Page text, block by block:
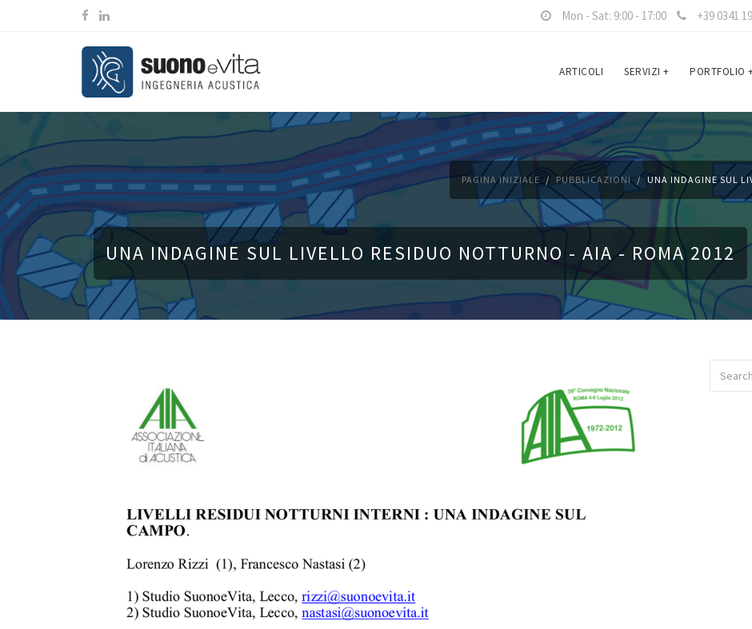
Mon - Sat: 9:00 - 17:00 +39 0341
ARTICOLI SERVIZI + PORTFOLIO
UNA INDAGINE SUL LIVELLO RESIDUO NOTTURNO - AIA - ROMA 2012
PAGINA INIZIALE PUBBLICAZIONI UNA INDAGINE SUL